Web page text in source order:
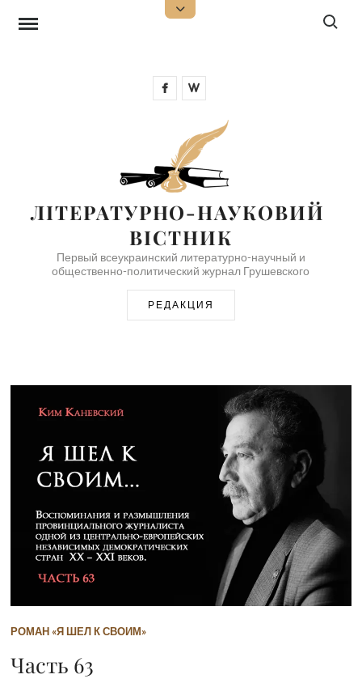
Открыть
Поиск:
FacebookWikipedia
ЛІТЕРАТУРНО-НАУКОВИЙ
ВІСТНИК
Первый всеукраинский литературно-научный и
общественно-политический журнал Грушевского
РЕДАКЦИЯ
РОМАН «Я ШЕЛ К СВОИМ»
Часть 63